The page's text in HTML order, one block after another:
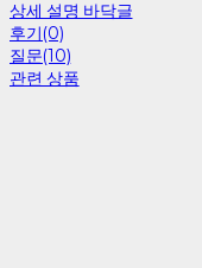
상세 설명 바닥글
후기(0)
질문(10)
관련 상품